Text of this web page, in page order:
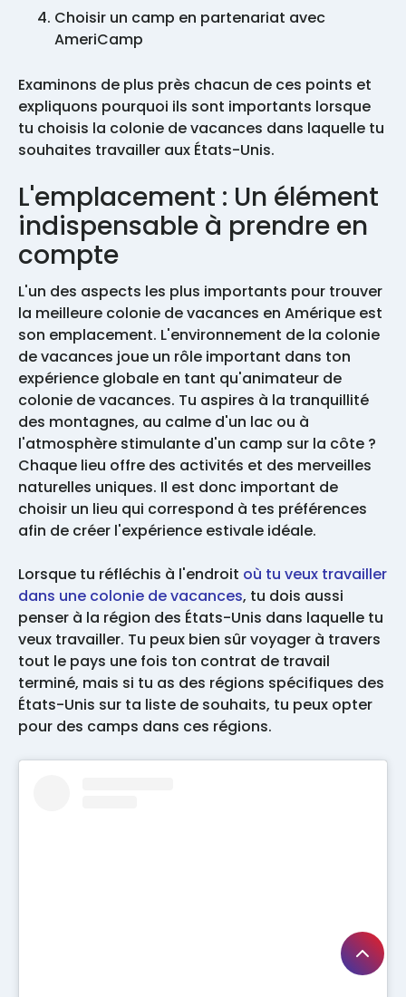
Choisir un camp en partenariat avec
AmeriCamp
Examinons de plus près chacun de ces points et
expliquons pourquoi ils sont importants lorsque
tu choisis la colonie de vacances dans laquelle tu
souhaites travailler aux États-Unis.
L'emplacement : Un élément
indispensable à prendre en
compte
L'un des aspects les plus importants pour trouver
la meilleure colonie de vacances en Amérique est
son emplacement. L'environnement de la colonie
de vacances joue un rôle important dans ton
expérience globale en tant qu'animateur de
colonie de vacances. Tu aspires à la tranquillité
des montagnes, au calme d'un lac ou à
l'atmosphère stimulante d'un camp sur la côte ?
Chaque lieu offre des activités et des merveilles
naturelles uniques. Il est donc important de
choisir un lieu qui correspond à tes préférences
afin de créer l'expérience estivale idéale.
Lorsque tu réfléchis à l'endroit où tu veux travailler
dans une colonie de vacances, tu dois aussi
penser à la région des États-Unis dans laquelle tu
veux travailler. Tu peux bien sûr voyager à travers
tout le pays une fois ton contrat de travail
terminé, mais si tu as des régions spécifiques des
États-Unis sur ta liste de souhaits, tu peux opter
pour des camps dans ces régions.